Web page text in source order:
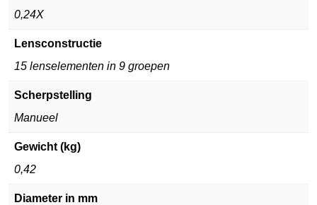
0,24X
Lensconstructie
15 lenselementen in 9 groepen
Scherpstelling
Manueel
Gewicht (kg)
0,42
Diameter in mm